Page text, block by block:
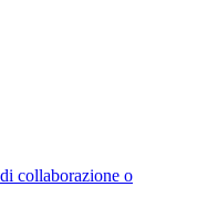
collaborazione o